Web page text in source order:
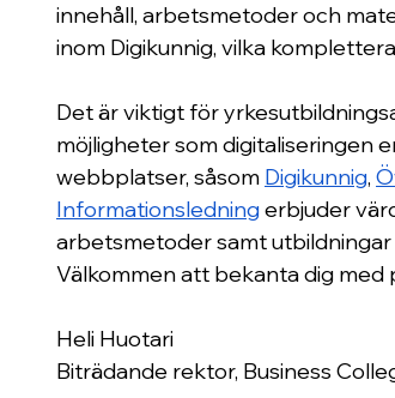
innehåll, arbetsmetoder och
inom Digikunnig, vilka
Det är viktigt för
möjligheter som digitaliseringen
webbplatser, såsom Digikunnig,
Informationsledning erbjuder
arbetsmetoder samt
Välkommen att bekanta dig
Heli Huotari
Biträdande rektor, Business